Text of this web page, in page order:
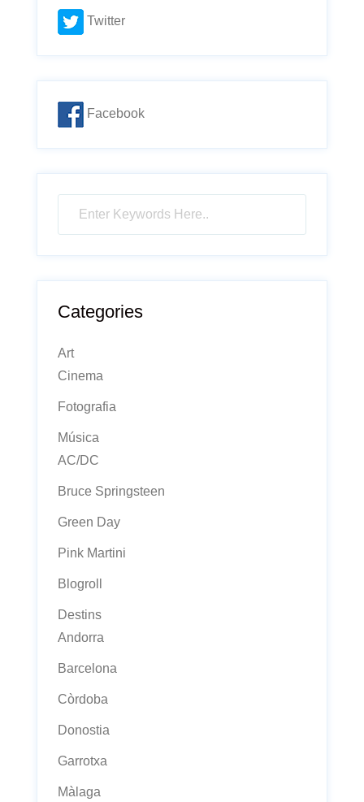
Twitter
Facebook
Categories
Art
Cinema
Fotografia
Música
AC/DC
Bruce Springsteen
Green Day
Pink Martini
Blogroll
Destins
Andorra
Barcelona
Còrdoba
Donostia
Garrotxa
Màlaga